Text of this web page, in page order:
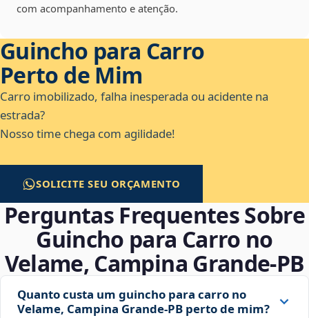
com acompanhamento e atenção.
Guincho para Carro
Perto de Mim
Carro imobilizado, falha inesperada ou acidente na
estrada?
Nosso time chega com agilidade!
SOLICITE SEU ORÇAMENTO
Perguntas Frequentes Sobre
Guincho para Carro no
Velame, Campina Grande‑PB
Quanto custa um guincho para carro no
Velame, Campina Grande‑PB perto de mim?